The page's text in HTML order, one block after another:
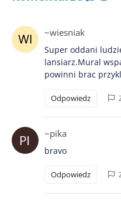
~wiesniak
Super oddani
lansiarz.Mural
powinni brac
Odpowiedz
~pika
bravo
Odpowiedz